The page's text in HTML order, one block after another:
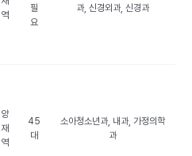
역
필
요
과, 신경외과, 신경과
양
재
역
45
대
소아청소년과, 내과, 가정의학
과